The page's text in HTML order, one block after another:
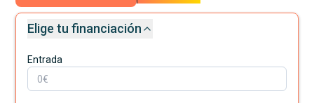
Elige tu financiación
Entrada